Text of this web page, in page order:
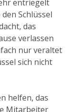
entriegelt
Schlüssel
das
verlassen
nur veraltet
sich nicht
helfen, das
Mitarbeiter